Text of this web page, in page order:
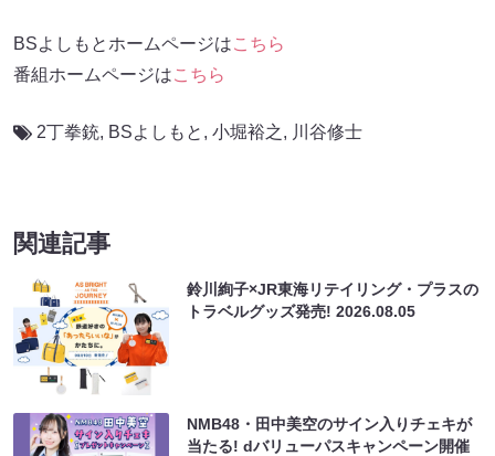
BSよしもとホームページはこちら
番組ホームページはこちら
2丁拳銃, BSよしもと , 小堀裕之, 川谷修士
関連記事
鈴川絢子×JR東海リテイリング・プラスの
トラベルグッズ発売!2026.08.05
NMB48・田中美空のサイン入りチェキが
当たる! dバリューパスキャンペーン開催